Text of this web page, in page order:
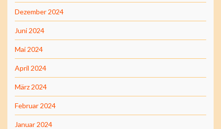
Dezember 2024
Juni 2024
Mai 2024
April 2024
März 2024
Februar 2024
Januar 2024